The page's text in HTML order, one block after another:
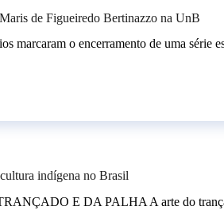
de Figueiredo Bertinazzo na UnB
marcaram o encerramento de uma série
indígena no Brasil
E DA PALHA A arte do